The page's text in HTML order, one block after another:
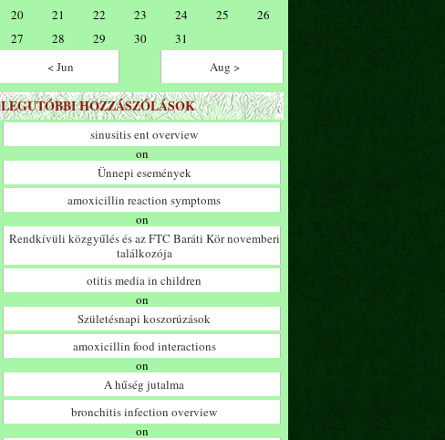
20
21 22 23 24 25
26
27
28 29 30
31
< Jun
Aug >
LEGUTÓBBI HOZZÁSZÓLÁSOK
sinusitis ent overview
on
Ünnepi események
amoxicillin reaction symptoms
on
Rendkívüli közgyűlés és az FTC Baráti Kör novemberi
találkozója
otitis media in children
on
Születésnapi koszorúzások
amoxicillin food interactions
on
A hűség jutalma
bronchitis infection overview
on